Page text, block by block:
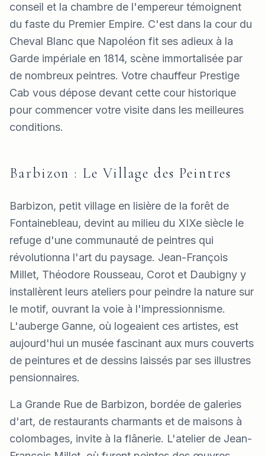
conseil et la chambre de l'empereur témoignent
du faste du Premier Empire. C'est dans la cour du
Cheval Blanc que Napoléon fit ses adieux à la
Garde impériale en 1814, scène immortalisée par
de nombreux peintres. Votre chauffeur Prestige
Cab vous dépose devant cette cour historique
pour commencer votre visite dans les meilleures
conditions.
Barbizon : Le Village des Peintres
Barbizon, petit village en lisière de la forêt de
Fontainebleau, devint au milieu du XIXe siècle le
refuge d'une communauté de peintres qui
révolutionna l'art du paysage. Jean-François
Millet, Théodore Rousseau, Corot et Daubigny y
installèrent leurs ateliers pour peindre la nature sur
le motif, ouvrant la voie à l'impressionnisme.
L'auberge Ganne, où logeaient ces artistes, est
aujourd'hui un musée fascinant aux murs couverts
de peintures et de dessins laissés par ses illustres
pensionnaires.
La Grande Rue de Barbizon, bordée de galeries
d'art, de restaurants charmants et de maisons à
colombages, invite à la flânerie. L'atelier de Jean-